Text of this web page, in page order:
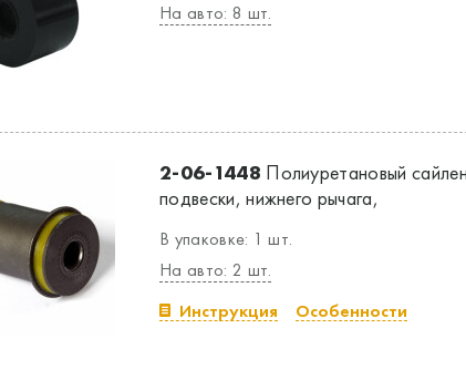
На авто: 8 шт.
2-06-1448 Полиуретановый
подвески, нижнего рычага,
В упаковке: 1 шт.
На авто: 2 шт.
Инструкция
Особенности